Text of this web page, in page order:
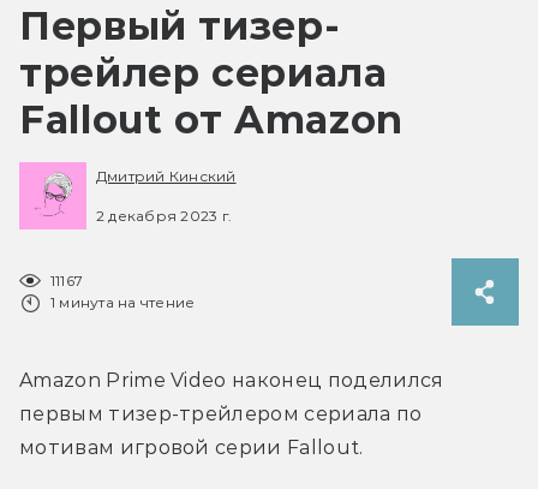
Первый тизер-
трейлер сериала
Fallout от Amazon
Дмитрий Кинский
2 декабря 2023 г.
11167
1 минута на чтение
Amazon Prime Video наконец поделился
первым тизер-трейлером сериала по
мотивам игровой серии Fallout.